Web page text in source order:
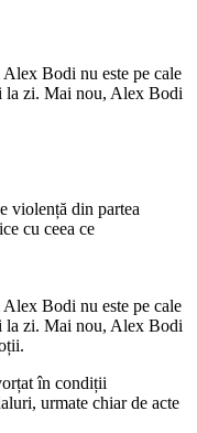
Bodi nu este pe cale
la zi. Mai nou, Alex Bodi
Bodi nu este pe cale
la zi. Mai nou, Alex Bodi
în condiții
urmate chiar de acte